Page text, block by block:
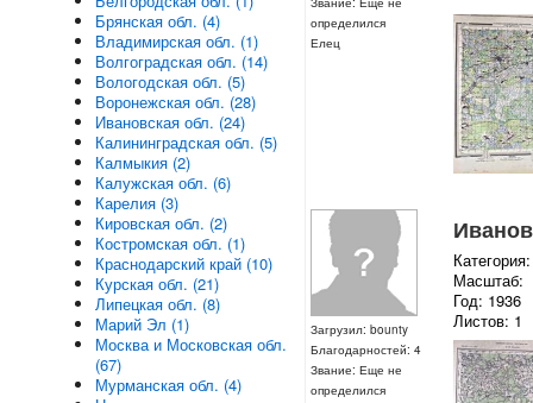
определился
Елец
Загрузил: bounty
Благодарностей: 4
Звание: Еще не
определился
Масштаб:
Год: 1936
Листов: 1
Брянская обл. (4)
Владимирская обл. (1)
Волгоградская обл. (14)
Вологодская обл. (5)
Воронежская обл. (28)
Ивановская обл. (24)
Калининградская обл. (5)
Калмыкия (2)
Калужская обл. (6)
Карелия (3)
Кировская обл. (2)
Костромская обл. (1)
Краснодарский край (10)
Курская обл. (21)
Липецкая обл. (8)
Марий Эл (1)
Москва и Московская обл.
(67)
Мурманская обл. (4)